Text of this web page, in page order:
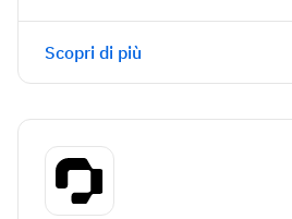
Scopri di più